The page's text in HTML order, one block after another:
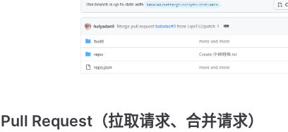
Pull Request（拉取请求、合并请求）